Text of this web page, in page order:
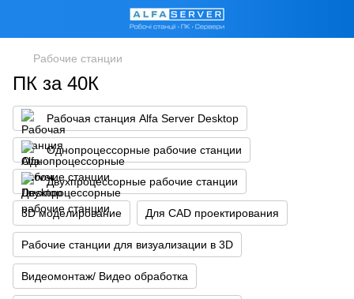
Рабочие станции
ПК за 40К
Рабочая станция Alfa Server Desktop
Однопроцессорные рабочие станции
Двухпроцессорные рабочие станции
3D моделирование Для CAD проектирования
Рабочие станции для визуализации в 3D
Видеомонтаж/ Видео обработка